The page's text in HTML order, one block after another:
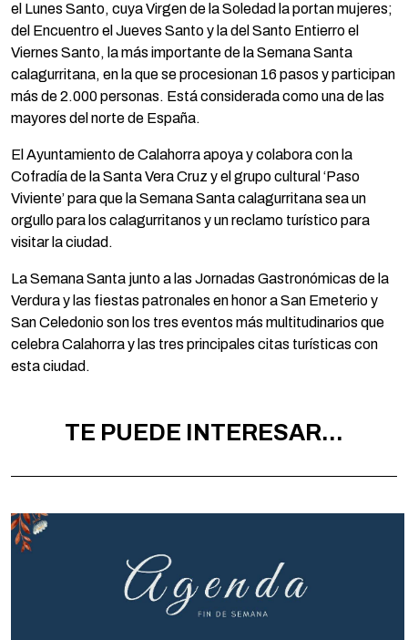
el Lunes Santo, cuya Virgen de la Soledad la portan mujeres;
del Encuentro el Jueves Santo y la del Santo Entierro el
Viernes Santo, la más importante de la Semana Santa
calagurritana, en la que se procesionan 16 pasos y participan
más de 2.000 personas. Está considerada como una de las
mayores del norte de España.
El Ayuntamiento de Calahorra apoya y colabora con la
Cofradía de la Santa Vera Cruz y el grupo cultural ‘Paso
Viviente’ para que la Semana Santa calagurritana sea un
orgullo para los calagurritanos y un reclamo turístico para
visitar la ciudad.
La Semana Santa junto a las Jornadas Gastronómicas de la
Verdura y las fiestas patronales en honor a San Emeterio y
San Celedonio son los tres eventos más multitudinarios que
celebra Calahorra y las tres principales citas turísticas con
esta ciudad.
TE PUEDE INTERESAR...